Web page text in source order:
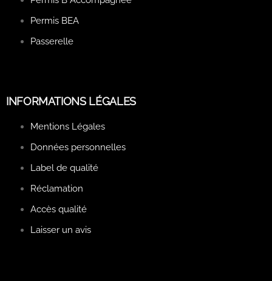
Permis BEA
Passerelle
INFORMATIONS LÉGALES
Mentions Légales
Données personnelles
Label de qualité
Réclamation
Accès qualité
Laisser un avis